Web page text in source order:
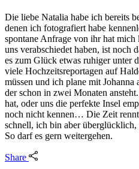
Die liebe Natalia habe ich bereits
denen ich fotografiert habe
spontane Anfrage von ihr hat
uns verabschiedet haben, ist noch
es zum Glück etwas ruhiger unter
viele Hochzeitsreportagen auf
müssen und ich plane mit
der schon in zwei Monaten
hat, oder uns die perfekte Insel
noch nicht kennen… Die Zeit
schnell, ich bin aber
So darf es gern weitergehen.
Share